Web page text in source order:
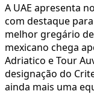
A UAE apresenta
com destaque
melhor gregário
mexicano chega
Adriatico e Tour
designação do
ainda mais uma